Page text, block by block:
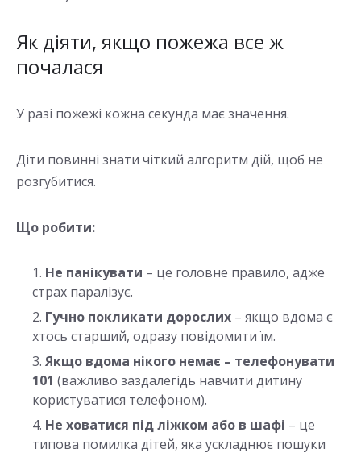
Як діяти, якщо пожежа все ж
почалася
У разі пожежі кожна секунда має значення.
Діти повинні знати чіткий алгоритм дій, щоб не
розгубитися.
Що робити:
Не панікувати – це головне правило, адже
страх паралізує.
Гучно покликати дорослих – якщо вдома є
хтось старший, одразу повідомити їм.
Якщо вдома нікого немає – телефонувати
101 (важливо заздалегідь навчити дитину
користуватися телефоном).
Не ховатися під ліжком або в шафі – це
типова помилка дітей, яка ускладнює пошуки